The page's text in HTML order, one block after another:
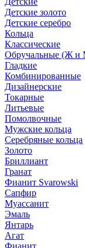
Детские золото
Детские серебро
Кольца
Классические
Обручальные (Ж и
Гладкие
Комбинированные
Дизайнерские
Токарные
Литьевые
Помолвочные
Мужские кольца
Серебряные кольца
Золото
Бриллиант
Гранат
Фианит Svarowski
Сапфир
Муассанит
Эмаль
Янтарь
Агат
Фианит